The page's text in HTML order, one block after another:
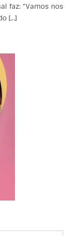
faz: “Vamos nos
[…]